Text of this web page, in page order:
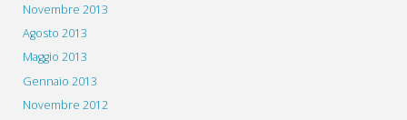
Novembre 2013
Agosto 2013
Maggio 2013
Gennaio 2013
Novembre 2012